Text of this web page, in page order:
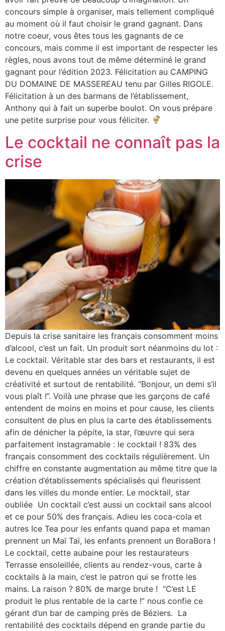
concours simple à organiser, mais tellement compliqué
au moment où il faut choisir le grand gagnant. Dans
notre coeur, vous êtes tous les gagnants de ce
concours, mais comme il est important de respecter les
règles, nous avons tout de même déterminé le grand
gagnant pour l’édition 2023. Félicitation au CAMPING
DU DOMAINE DE MASSEREAU tenu par Gilles RIGOLE.
Félicitation à un des barmans de l’établissement,
Anthony qui à fait un superbe boulot. On vous prépare
une petite surprise pour vous féliciter.
Le cocktail ne connaît pas la
crise
Depuis la crise sanitaire les français consomment moins
d’alcool, c’est un fait. Un produit sort néanmoins du lot :
Le cocktail. Véritable star des bars et restaurants, il est
devenu en quelques années un véritable sujet de
créativité et surtout de rentabilité. “Bonjour, un demi s’il
vous plaît !”. Voilà une phrase que les garçons de café
entendent de moins en moins et pour cause, les clients
consultent de plus en plus la carte des établissements
afin de dénicher la pépite, la star, l’œuvre qui sera
parfaitement instagramable : le cocktail ! 83% des
français consomment des cocktails régulièrement. Un
chiffre en constante augmentation au même titre que la
création d’établissements spécialisés qui fleurissent
dans les villes du monde entier. Le mocktail, star
oubliée Un cocktail c’est aussi un cocktail sans alcool
et ce pour 50% des français. Adieu les coca-cola et
autres Ice Tea pour les enfants quand papa et maman
prennent un Maï Taï, les enfants prennent un BoraBora !
Le cocktail, cette aubaine pour les restaurateurs
Terrasse ensoleillée, clients au rendez-vous, carte à
cocktails à la main, c’est le patron qui se frotte les
mains. La raison ? 80% de marge brute ! “C’est LE
produit le plus rentable de la carte !” nous confie ce
gérant d’un bar de camping près de Béziers. La
rentabilité des cocktails dépend en grande partie du